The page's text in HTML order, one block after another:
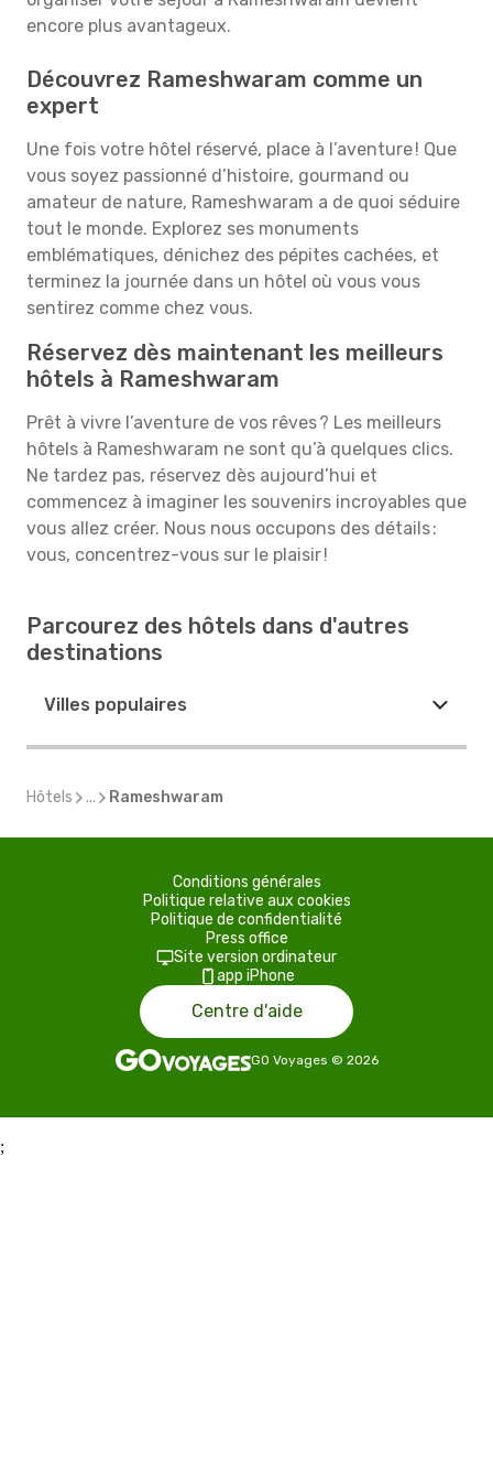
encore plus avantageux.
Découvrez Rameshwaram comme un
expert
Une fois votre hôtel réservé, place à l’aventure ! Que
vous soyez passionné d’histoire, gourmand ou
amateur de nature, Rameshwaram a de quoi séduire
tout le monde. Explorez ses monuments
emblématiques, dénichez des pépites cachées, et
terminez la journée dans un hôtel où vous vous
sentirez comme chez vous.
Réservez dès maintenant les meilleurs
hôtels à Rameshwaram
Prêt à vivre l’aventure de vos rêves ? Les meilleurs
hôtels à Rameshwaram ne sont qu’à quelques clics.
Ne tardez pas, réservez dès aujourd’hui et
commencez à imaginer les souvenirs incroyables que
vous allez créer. Nous nous occupons des détails :
vous, concentrez-vous sur le plaisir !
Parcourez des hôtels dans d'autres
destinations
Villes populaires
Hôtels ... Rameshwaram
Conditions générales
Politique relative aux cookies
Politique de confidentialité
Press office
Site version ordinateur
app iPhone
Centre d'aide
GO Voyages © 2026
;